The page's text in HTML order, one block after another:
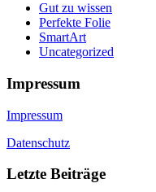
Gut zu wissen
Perfekte Folie
SmartArt
Uncategorized
Impressum
Impressum
Datenschutz
Letzte Beiträge